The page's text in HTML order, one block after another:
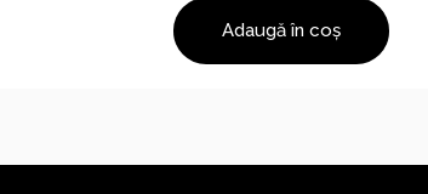
Adaugă în coș